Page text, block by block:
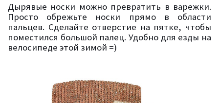
Дырявые носки можно превратить в варежки.
Просто обрежьте носки прямо в области
пальцев. Сделайте отверстие на пятке, чтобы
поместился большой палец. Удобно для езды на
велосипеде этой зимой =)